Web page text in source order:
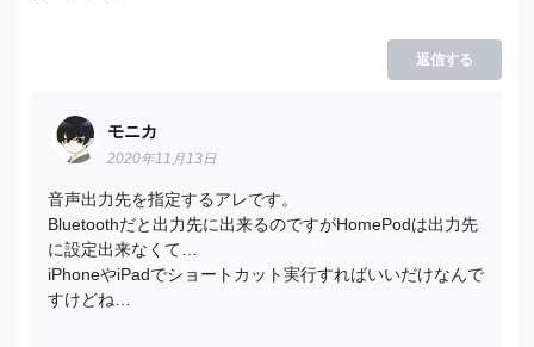
返信する
モニカ
2020年11月13日
音声出力先を指定するアレです。
Bluetoothだと出力先に出来るのですがHomePodは出力先
に設定出来なくて…
iPhoneやiPadでショートカット実行すればいいだけなんで
すけどね…